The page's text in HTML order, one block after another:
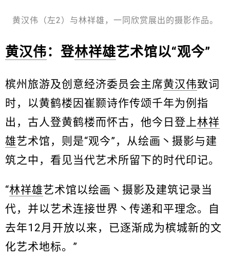
黄汉伟（左2）与林祥雄，一同欣赏展出的摄影作品。
黄汉伟：登林祥雄艺术馆以“观今”
槟州旅游及创意经济委员会主席黄汉伟致词
时，以黄鹤楼因崔颢诗作传颂千年为例指
出，古人登黄鹤楼而怀古，他今日登上林祥
雄艺术馆，则是“观今”，从绘画丶摄影与建
筑之中，看见当代艺术所留下的时代印记。
“林祥雄艺术馆以绘画丶摄影及建筑记录当
代，并以艺术连接世界丶传递和平理念。自
去年12月开放以来，已逐渐成为槟城新的文
化艺术地标。”